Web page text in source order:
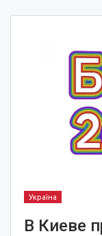
Україна
В Киеве